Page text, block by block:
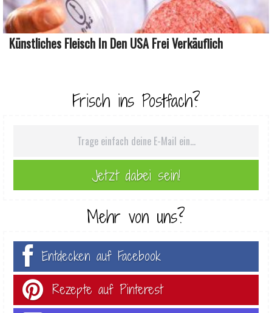
Künstliches Fleisch In Den USA Frei Verkäuflich
Frisch ins Postfach?
Mehr von uns?
Entdecken auf Facebook
Rezepte auf Pinterest